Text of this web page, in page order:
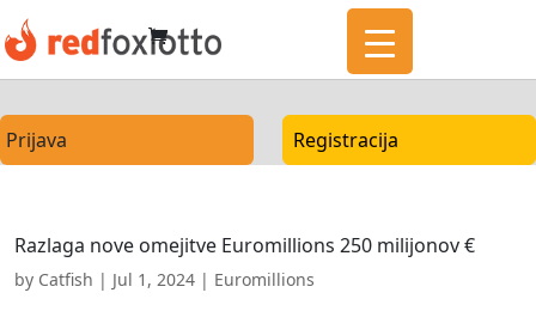
Prijava Registracija
Razlaga nove omejitve Euromillions 250 milijonov €
by Catfish | Jul 1, 2024 | Euromillions